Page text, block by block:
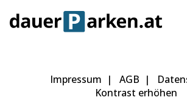
Impressum AGB
Kontrast erhöhen